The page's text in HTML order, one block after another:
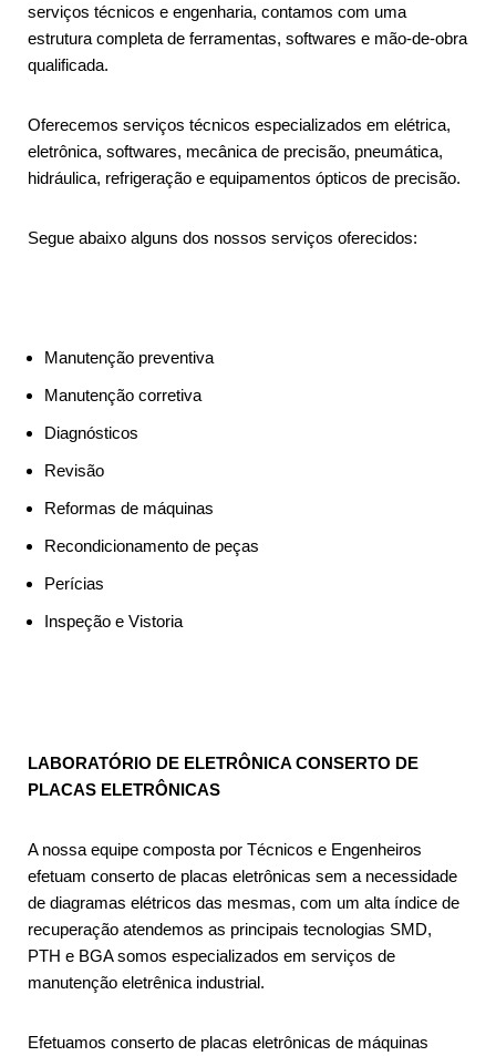
serviços técnicos e engenharia, contamos com uma
estrutura completa de ferramentas, softwares e mão-de-obra
qualificada.
Oferecemos serviços técnicos especializados em elétrica,
eletrônica, softwares, mecânica de precisão, pneumática,
hidráulica, refrigeração e equipamentos ópticos de precisão.
Segue abaixo alguns dos nossos serviços oferecidos:
Manutenção preventiva
Manutenção corretiva
Diagnósticos
Revisão
Reformas de máquinas
Recondicionamento de peças
Perícias
Inspeção e Vistoria
LABORATÓRIO DE ELETRÔNICA CONSERTO DE
PLACAS ELETRÔNICAS
A nossa equipe composta por Técnicos e Engenheiros
efetuam conserto de placas eletrônicas sem a necessidade
de diagramas elétricos das mesmas, com um alta índice de
recuperação atendemos as principais tecnologias SMD,
PTH e BGA somos especializados em serviços de
manutenção eletrênica industrial.
Efetuamos conserto de placas eletrônicas de máquinas